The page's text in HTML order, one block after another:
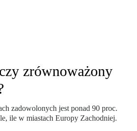
zrównoważony
zadowolonych jest ponad 90 proc.
ile w miastach Europy Zachodniej.